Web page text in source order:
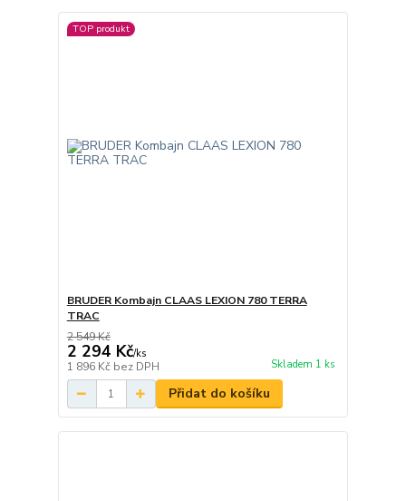
TOP produkt
BRUDER Kombajn CLAAS LEXION 780 TERRA
TRAC
2 549 Kč
2 294 Kč/ks
1 896 Kč bez DPH Skladem 1 ks
Přidat do košíku